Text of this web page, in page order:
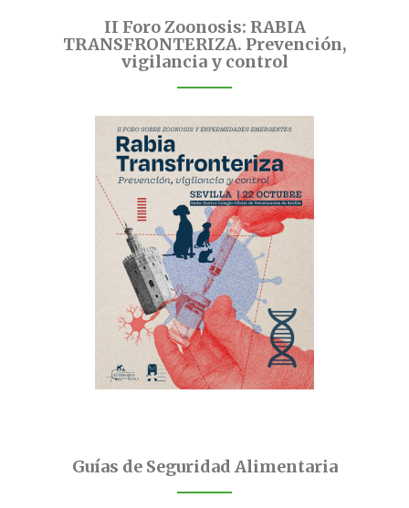
II Foro Zoonosis: RABIA
TRANSFRONTERIZA. Prevención,
vigilancia y control
Guías de Seguridad Alimentaria